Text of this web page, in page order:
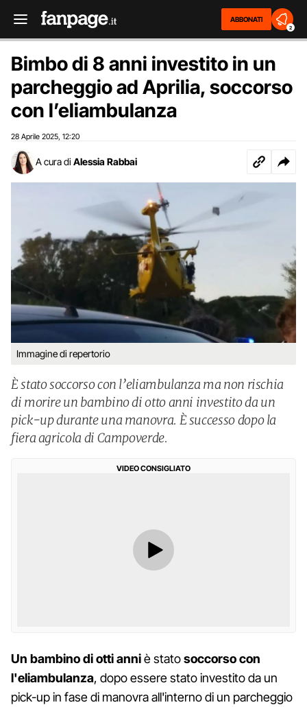
ABBONATI
2
Bimbo di 8 anni investito in un
parcheggio ad Aprilia, soccorso
con l’eliambulanza
28 Aprile 2025 12:20
A cura di Alessia Rabbai
Immagine di repertorio
È stato soccorso con l’eliambulanza ma non rischia
di morire un bambino di otto anni investito da un
pick-up durante una manovra. È successo dopo la
fiera agricola di Campoverde.
VIDEO CONSIGLIATO
Un bambino di otti anniè statosoccorso con
l'eliambulanza, dopo essere stato investito da un
pick-up in fase di manovra all'interno di un parcheggio